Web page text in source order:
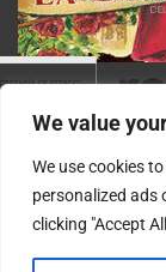
We value
We use cookies
personalized ads
clicking "Accept